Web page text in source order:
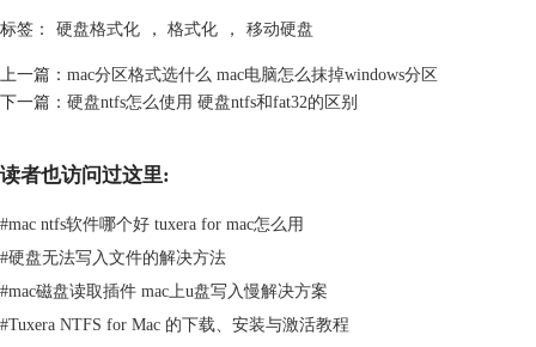
无法识别到移动硬盘，此时应当将移动硬盘连接到台式电脑的后置USB
标签： 硬盘格式化 ， 格式化 ， 移动硬盘
上一篇： mac分区格式选什么 mac电脑怎么抹掉windows分区
下一篇： 硬盘ntfs怎么使用 硬盘ntfs和fat32的区别
读者也访问过这里:
#mac ntfs软件哪个好 tuxera for mac怎么用
#硬盘无法写入文件的解决方法
#mac磁盘读取插件 mac上u盘写入慢解决方案
#Tuxera NTFS for Mac 的下载、安装与激活教程